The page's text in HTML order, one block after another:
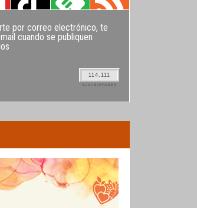
por correo electrónico, te
cuando se publiquen
114.111
SUSCRIPTORES